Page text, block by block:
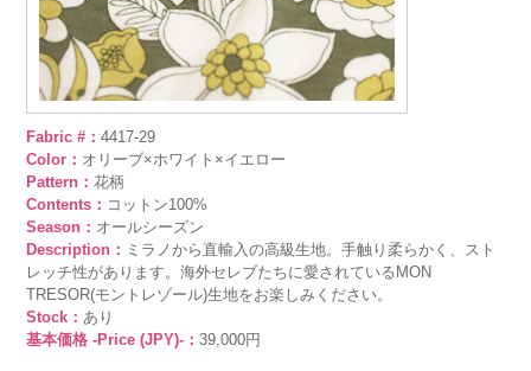
Fabric #：4417-29
Color： オリーブ×ホワイト×イエロー
Pattern：花柄
Contents： コットン100%
Season： オールシーズン
Description： ミラノから直輸入の高級生地。手触り柔らかく、スト
レッチ性があります。海外セレブたちに愛されているMON
TRESOR(モントレゾール)生地をお楽しみください。
Stock：あり
基本価格 -Price (JPY)-：39,000円